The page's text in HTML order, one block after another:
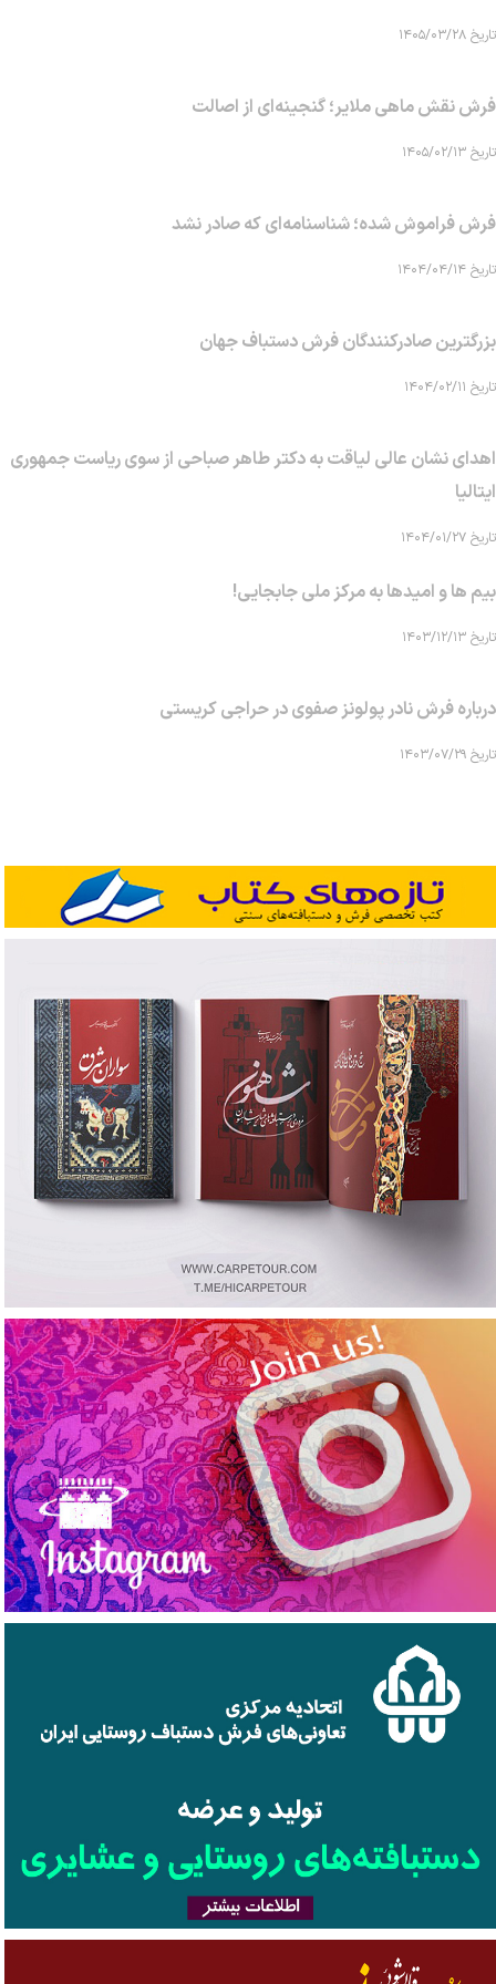
تاریخ ۱۴۰۵/۰۳/۲۸
فرش نقش ماهی‌ ملایر؛ گنجینه‌ای از اصالت
تاریخ ۱۴۰۵/۰۲/۱۳
فرش فراموش شده؛ شناسنامه‌ای که صادر نشد
تاریخ ۱۴۰۴/۰۴/۱۴
بزرگترین صادرکنندگان فرش دستباف جهان
تاریخ ۱۴۰۴/۰۲/۱۱
اهدای نشان عالی لیاقت به دکتر طاهر صباحی از سوی ریاست جمهوری
ایتالیا
تاریخ ۱۴۰۴/۰۱/۲۷
بیم ها و امیدها به مرکز ملی جابجایی!
تاریخ ۱۴۰۳/۱۲/۱۳
درباره فرش نادر پولونز صفوی در حراجی کریستی
تاریخ ۱۴۰۳/۰۷/۲۹